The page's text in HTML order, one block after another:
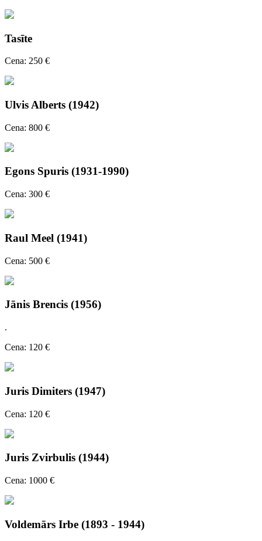
Tasīte
Cena: 250 €
Ulvis Alberts (1942)
Cena: 800 €
Egons Spuris (1931-1990)
Cena: 300 €
Raul Meel (1941)
Cena: 500 €
Jānis Brencis (1956)
.
Cena: 120 €
Juris Dimiters (1947)
Cena: 120 €
Juris Zvirbulis (1944)
Cena: 1000 €
Voldemārs Irbe (1893 - 1944)